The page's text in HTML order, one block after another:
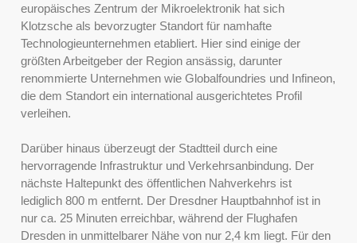
europäisches Zentrum der Mikroelektronik hat sich
Klotzsche als bevorzugter Standort für namhafte
Technologieunternehmen etabliert. Hier sind einige der
größten Arbeitgeber der Region ansässig, darunter
renommierte Unternehmen wie Globalfoundries und Infineon,
die dem Standort ein international ausgerichtetes Profil
verleihen.
Darüber hinaus überzeugt der Stadtteil durch eine
hervorragende Infrastruktur und Verkehrsanbindung. Der
nächste Haltepunkt des öffentlichen Nahverkehrs ist
lediglich 800 m entfernt. Der Dresdner Hauptbahnhof ist in
nur ca. 25 Minuten erreichbar, während der Flughafen
Dresden in unmittelbarer Nähe von nur 2,4 km liegt. Für den